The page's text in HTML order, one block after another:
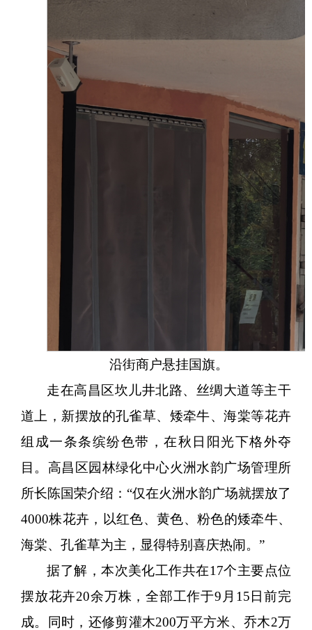
沿街商户悬挂国旗。
走在高昌区坎儿井北路、丝绸大道等主干
道上，新摆放的孔雀草、矮牵牛、海棠等花卉
组成一条条缤纷色带，在秋日阳光下格外夺
目。 高昌区园林绿化中心火洲水韵广场管理所
所长陈国荣介绍： “仅在火洲水韵广场就摆放了
4000株花卉，以红色、黄色、粉色的矮牵牛、
海棠、孔雀草为主，显得特别喜庆热闹。”
据了解，本次美化工作共在17个主要点位
摆放花卉20余万株，全部工作于9月15日前完
成。同时，还修剪灌木200万平方米、乔木2万